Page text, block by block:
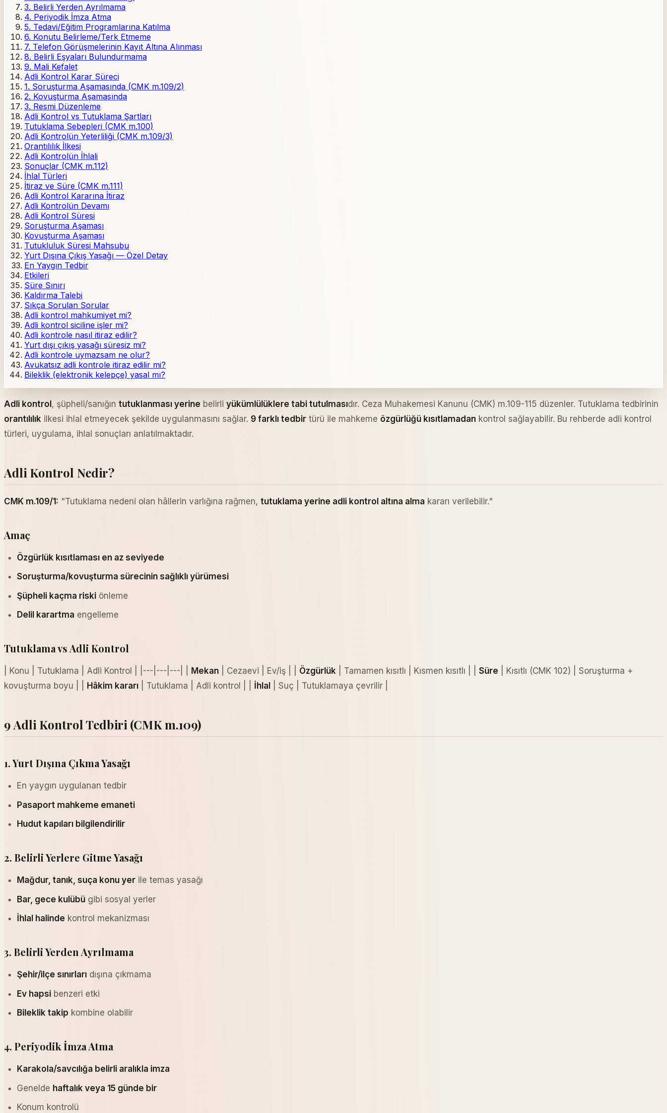
3. Belirli Yerden Ayrılmama
4. Periyodik İmza Atma
5. Tedavi/Eğitim Programlarına Katılma
6. Konutu Belirleme/Terk Etmeme
7. Telefon Görüşmelerinin Kayıt Altına Alınması
8. Belirli Eşyaları Bulundurmama
9. Mali Kefalet
Adli Kontrol Karar Süreci
1. Soruşturma Aşamasında (CMK m.109/2)
2. Kovuşturma Aşamasında
3. Resmi Düzenleme
Adli Kontrol vs Tutuklama Şartları
Tutuklama Sebepleri (CMK m.100)
Adli Kontrolün Yeterliliği (CMK m.109/3)
Orantılılık İlkesi
Adli Kontrolün İhlali
Sonuçlar (CMK m.112)
İhlal Türleri
İtiraz ve Süre (CMK m.111)
Adli Kontrol Kararına İtiraz
Adli Kontrolün Devamı
Adli Kontrol Süresi
Soruşturma Aşaması
Kovuşturma Aşaması
Tutukluluk Süresi Mahsubu
Yurt Dışına Çıkış Yasağı — Özel Detay
En Yaygın Tedbir
Etkileri
Süre Sınırı
Kaldırma Talebi
Sıkça Sorulan Sorular
Adli kontrol mahkumiyet mi?
Adli kontrol siciline işler mi?
Adli kontrole nasıl itiraz edilir?
Yurt dışı çıkış yasağı süresiz mi?
Adli kontrole uymazsam ne olur?
Avukatsız adli kontrole itiraz edilir mi?
Bileklik (elektronik kelepçe) yasal mı?
Adli kontrol, şüpheli/sanığın tutuklanması yerine belirli yükümlülüklere tabi tutulmasıdır. Ceza Muhakemesi Kanunu (CMK) m.109-115 düzenler. Tutuklama tedbirinin
orantılılık ilkesi ihlal etmeyecek şekilde uygulanmasını sağlar. 9 farklı tedbir türü ile mahkeme özgürlüğü kısıtlamadan kontrol sağlayabilir. Bu rehberde adli kontrol
türleri, uygulama, ihlal sonuçları anlatılmaktadır.
Adli Kontrol Nedir?
CMK m.109/1: "Tutuklama nedeni olan hâllerin varlığına rağmen, tutuklama yerine adli kontrol altına alma kararı verilebilir."
Amaç
Özgürlük kısıtlaması en az seviyede
Soruşturma/kovuşturma sürecinin sağlıklı yürümesi
Şüpheli kaçma riskiönleme
Delil karartma engelleme
Tutuklama vs Adli Kontrol
| Konu | Tutuklama | Adli Kontrol | |---|---|---| | Mekan | Cezaevi | Ev/iş | | Özgürlük | Tamamen kısıtlı | Kısmen kısıtlı | | Süre | Kısıtlı (CMK 102) | Soruşturma +
kovuşturma boyu | |
Hâkim kararı | Tutuklama | Adli kontrol | | İhlal | Suç | Tutuklamaya çevrilir |
9 Adli Kontrol Tedbiri (CMK m.109)
1. Yurt Dışına Çıkma Yasağı
En yaygın uygulanan tedbir
Pasaport mahkeme emaneti
Hudut kapıları bilgilendirilir
2. Belirli Yerlere Gitme Yasağı
Mağdur, tanık, suça konu yerile temas yasağı
Bar, gece kulübügibi sosyal yerler
İhlal halinde kontrol mekanizması
3. Belirli Yerden Ayrılmama
Şehir/ilçe sınırlarıdışına çıkmama
Ev hapsibenzeri etki
Bileklik takip kombine olabilir
4. Periyodik İmza Atma
Karakola/savcılığa belirli aralıkla imza
Genelde haftalık veya 15 günde bir
Konum kontrolü